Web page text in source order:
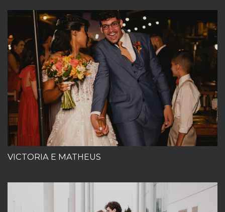
VICTORIA E MATHEUS